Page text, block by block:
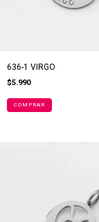
636-1 VIRGO
$5.990